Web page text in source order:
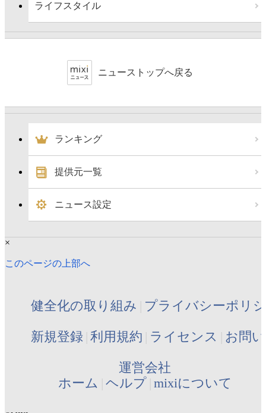
ライフスタイル
ニューストップへ戻る
ランキング
提供元一覧
ニュース設定
×
このページの上部へ
健全化の取り組み プライバシーポリ
新規登録 利用規約 ライセンス お問
運営会社
ホーム ヘルプ mixiについて